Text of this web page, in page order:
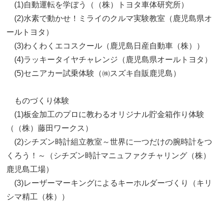
(1)自動運転を学ぼう（（株）トヨタ車体研究所）
(2)水素で動かせ！ミライのクルマ実験教室（鹿児島県オ
ールトヨタ）
(3)わくわくエコスクール（鹿児島日産自動車（株））
(4)ラッキータイヤチャレンジ（鹿児島県オールトヨタ）
(5)セニアカー試乗体験（㈱スズキ自販鹿児島）
ものづくり体験
(1)板金加工のプロに教わるオリジナル貯金箱作り体験
（（株）藤田ワークス）
(2)シチズン時計組立教室～世界に一つだけの腕時計をつ
くろう！～（シチズン時計マニュファクチャリング（株）
鹿児島工場）
(3)レーザーマーキングによるキーホルダーづくり（キリ
シマ精工（株））